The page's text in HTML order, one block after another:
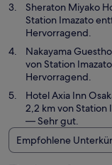
Sheraton Miyako
Station Imazato
Hervorragend.
Nakayama
von Station
Hervorragend.
Hotel Axia Inn
2,2 km von
— Sehr gut.
Empfohlene